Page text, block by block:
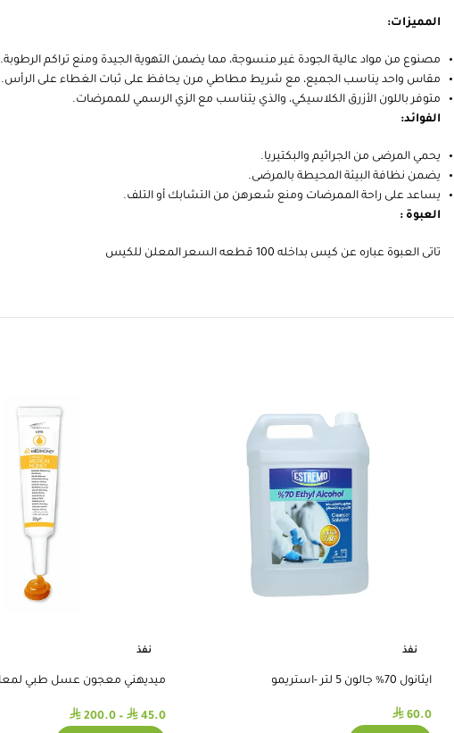
المميزات:
مصنوع من مواد عالية الجودة غير منسوجة، مما يضمن التهوية الجيدة ومنع تراكم الرطوبة.
مقاس واحد يناسب الجميع، مع شريط مطاطي مرن يحافظ على ثبات الغطاء على الرأس.
متوفر باللون الأزرق الكلاسيكي، والذي يتناسب مع الزي الرسمي للممرضات.
الفوائد:
يحمي المرضى من الجراثيم والبكتيريا.
يضمن نظافة البيئة المحيطة بالمرضى.
يساعد على راحة الممرضات ومنع شعرهن من التشابك أو التلف.
العبوة :
تاتى العبوة عباره عن كيس بداخله 100 قطعه السعر المعلن للكيس
نفذ
ايثانول 70% جالون 5 لتر -استريمو
⃁ 60.0
نفذ
⃁ 45.0
–
⃁ 200.0